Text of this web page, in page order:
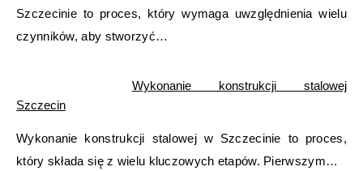
Szczecinie to proces, który wymaga uwzględnienia wielu
czynników, aby stworzyć…
Wykonanie konstrukcji stalowej
Szczecin
Wykonanie konstrukcji stalowej w Szczecinie to proces,
który składa się z wielu kluczowych etapów. Pierwszym…